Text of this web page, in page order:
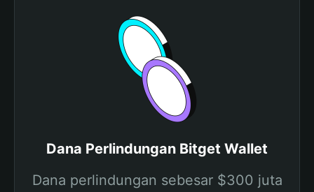
Dana Perlindungan Bitget Wallet
Dana perlindungan sebesar $300 juta